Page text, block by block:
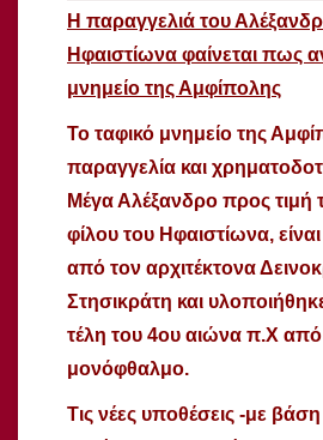
Η παραγγελιά του
Ηφαιστίωνα φαίνεται πως
μνημείο της Αμφίπολης
Το ταφικό μνημείο της
παραγγελία και
Μέγα Αλέξανδρο προς τιμή
φίλου του Ηφαιστίωνα,
από τον αρχιτέκτονα
Στησικράτη και
τέλη του 4ου αιώνα π.Χ από
μονόφθαλμο.
Τις νέες υποθέσεις -με